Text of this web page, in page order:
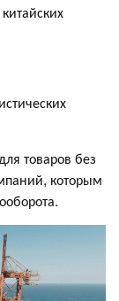
товаров без
которым